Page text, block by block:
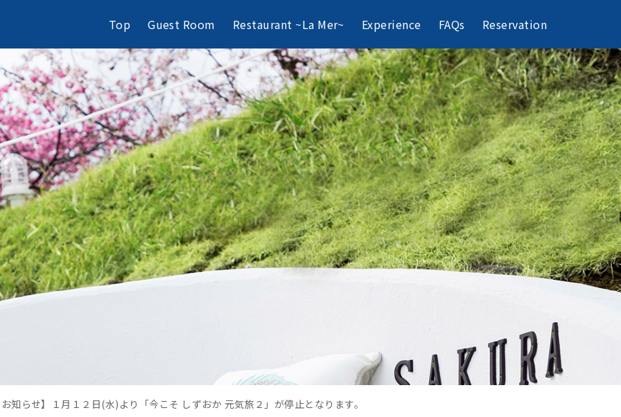
Top Guest Room Restaurant ~La Mer~ Experience FAQs Reservation
知らせ】１月１２日(水)より「今こそ しずおか 元気旅２」が停止となります。